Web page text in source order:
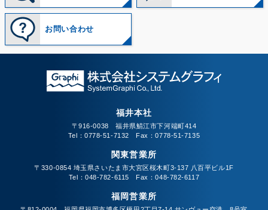
お問い合わせ
福井本社
〒916-0038 福井県鯖江市下河端町414
Tel：0778-51-7132 Fax：0778-51-7135
関東営業所
〒330-0854 埼玉県さいたま市大宮区桜木町3-137 八百平ビル1F
Tel：048-782-6115 Fax：048-782-6117
福岡営業所